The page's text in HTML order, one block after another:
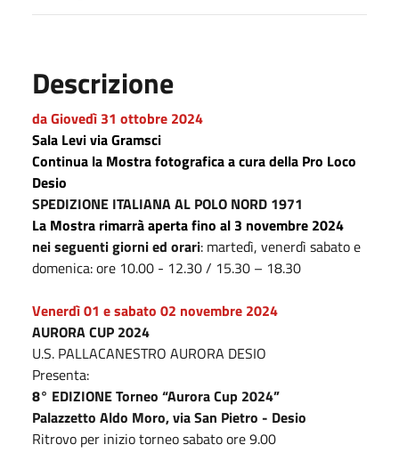
Descrizione
daGiovedì 31 ottobre 2024
Sala Levi via Gramsci
Continua la Mostra fotografica a cura della Pro Loco
Desio
SPEDIZIONE ITALIANA AL POLO NORD 1971
La Mostra rimarràapertafino al 3 novembre 2024
nei seguentigiornied orari: martedì, venerdì sabato e
domenica: ore 10.00 - 12.30 / 15.30 – 18.30
Venerdì01 e sabato 02 novembre 2024
AURORA CUP 2024
U.S. PALLACANESTRO AURORA DESIO
Presenta:
8° EDIZIONE Torneo “Aurora Cup 2024”
Palazzetto Aldo Moro, via San Pietro - Desio
Ritrovo per inizio torneo sabato ore 9.00